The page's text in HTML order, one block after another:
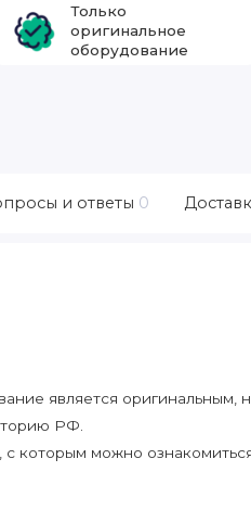
Только
оригинальное
оборудование
и ответы 0
является оригинальным,
РФ.
которым можно